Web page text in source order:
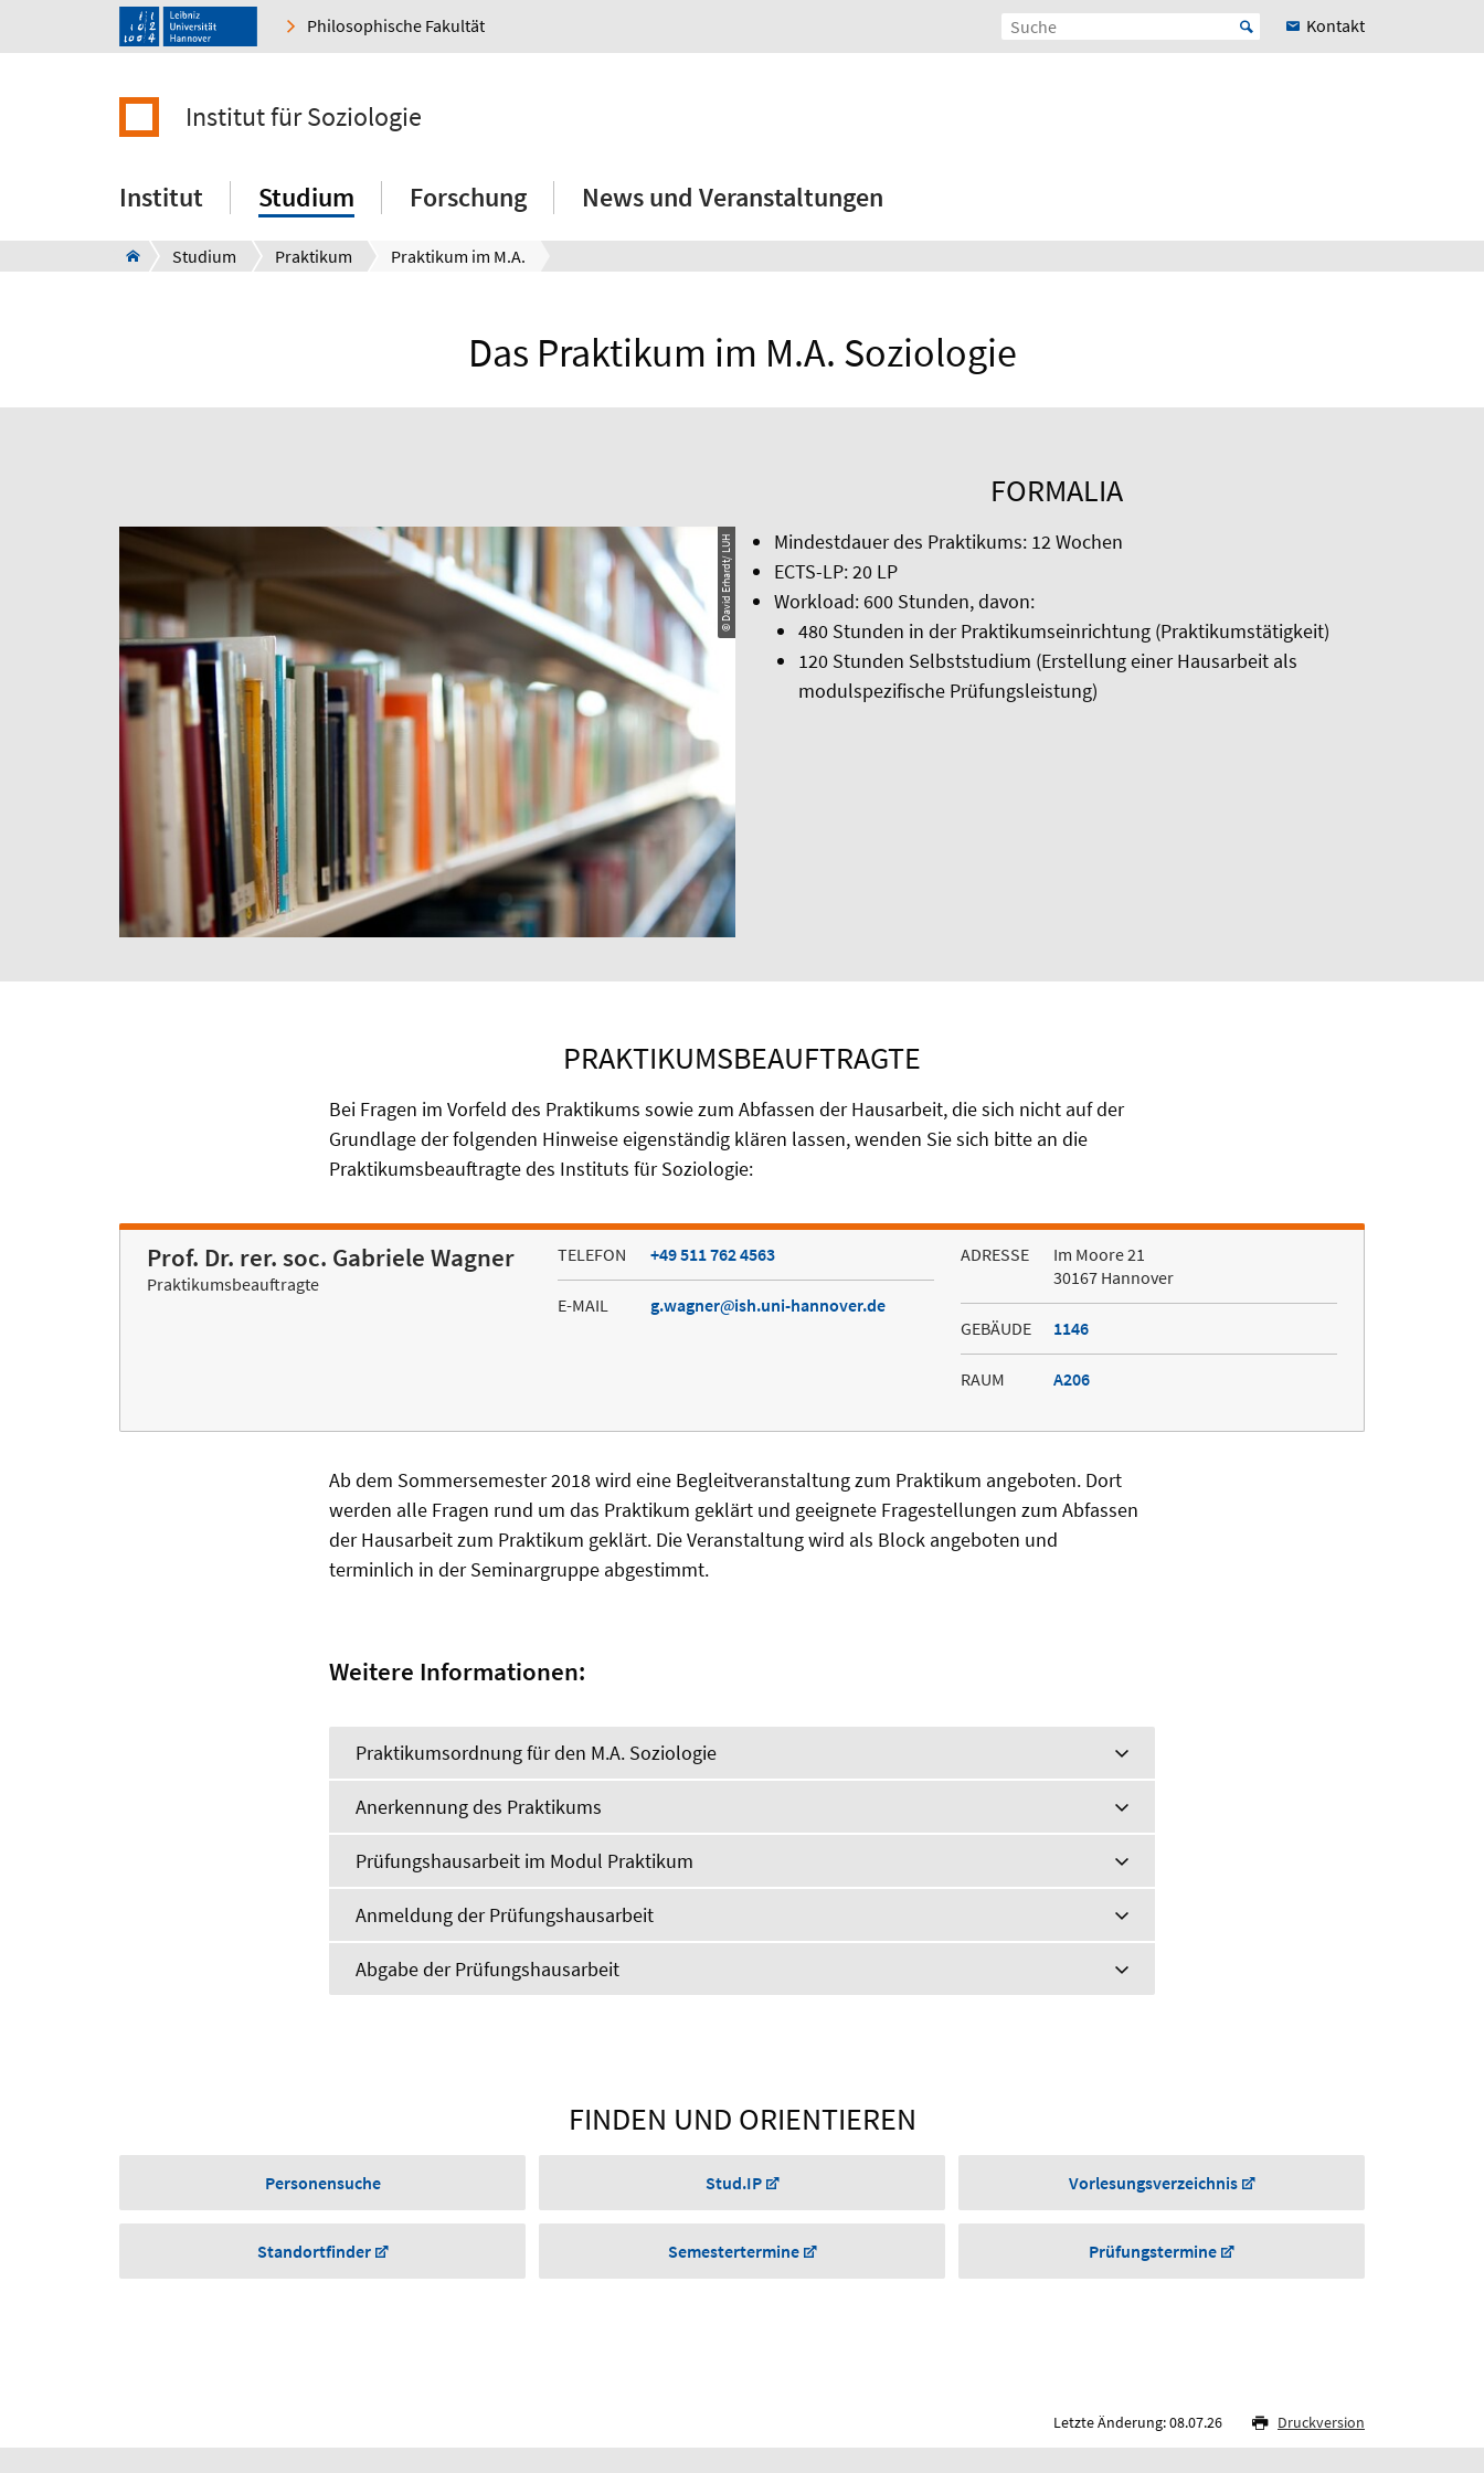
Philosophische Fakultät Kontakt
Institut für Soziologie
Institut Studium Forschung News und Veranstaltungen
Studium Praktikum Praktikum im M.A.
Das Praktikum im M.A. Soziologie
© David Erhardt/ LUH
FORMALIA
Mindestdauer des Praktikums: 12 Wochen
ECTS-LP: 20 LP
Workload: 600 Stunden, davon:
480 Stunden in der Praktikumseinrichtung (Praktikumstätigkeit)
120 Stunden Selbststudium (Erstellung einer Hausarbeit als
modulspezifische Prüfungsleistung)
PRAKTIKUMSBEAUFTRAGTE
Bei Fragen im Vorfeld des Praktikums sowie zum Abfassen der Hausarbeit, die sich nicht auf der
Grundlage der folgenden Hinweise eigenständig klären lassen, wenden Sie sich bitte an die
Praktikumsbeauftragte des Instituts für Soziologie:
Prof. Dr. rer. soc. Gabriele Wagner
Praktikumsbeauftragte
TELEFON +49 511 762 4563
E-MAIL g.wagner ish.uni-hannover.de
ADRESSE
Im Moore 21
30167 Hannover
GEBÄUDE 1146
RAUM A206
Ab dem Sommersemester 2018 wird eine Begleitveranstaltung zum Praktikum angeboten. Dort
werden alle Fragen rund um das Praktikum geklärt und geeignete Fragestellungen zum Abfassen
der Hausarbeit zum Praktikum geklärt. Die Veranstaltung wird als Block angeboten und
terminlich in der Seminargruppe abgestimmt.
Weitere Informationen:
Praktikumsordnung für den M.A. Soziologie
Anerkennung des Praktikums
Prüfungshausarbeit im Modul Praktikum
Anmeldung der Prüfungshausarbeit
Abgabe der Prüfungshausarbeit
FINDEN UND ORIENTIEREN
Personensuche Stud.IP Vorlesungsverzeichnis
Standortfinder Semestertermine Prüfungstermine
Letzte Änderung: 08.07.26 Druckversion